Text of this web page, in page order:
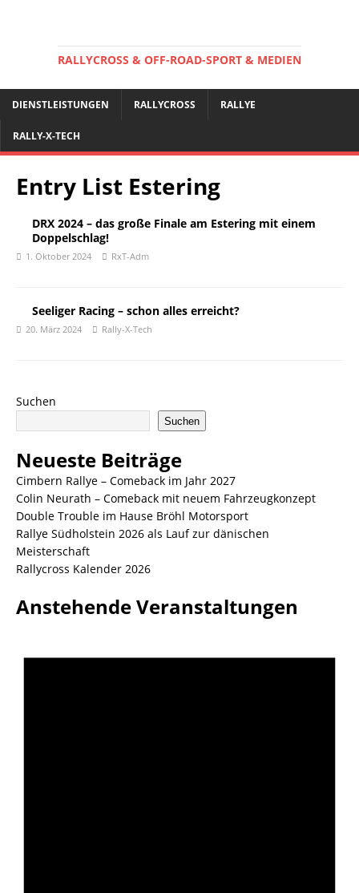
RALLYCROSS & OFF-ROAD-SPORT & MEDIEN
DIENSTLEISTUNGEN RALLYCROSS RALLYE
RALLY-X-TECH
Entry List Estering
DRX 2024 – das große Finale am Estering mit einem
Doppelschlag!
1. Oktober 2024 RxT-Adm
Seeliger Racing – schon alles erreicht?
20. März 2024 Rally-X-Tech
Suchen
Suchen
Neueste Beiträge
Cimbern Rallye – Comeback im Jahr 2027
Colin Neurath – Comeback mit neuem Fahrzeugkonzept
Double Trouble im Hause Bröhl Motorsport
Rallye Südholstein 2026 als Lauf zur dänischen
Meisterschaft
Rallycross Kalender 2026
Anstehende Veranstaltungen